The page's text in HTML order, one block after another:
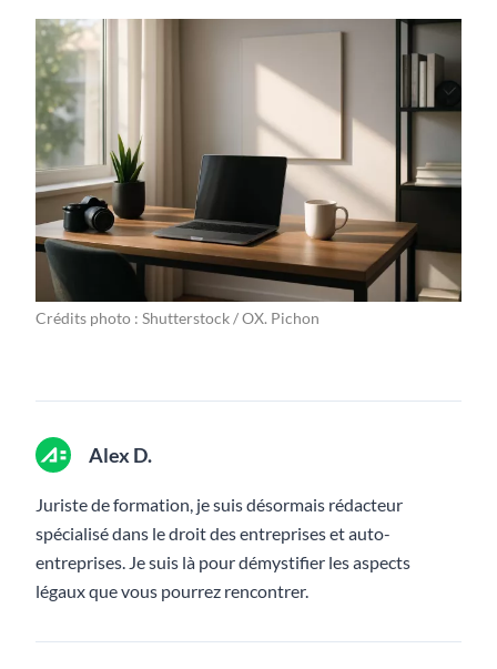
Crédits photo : Shutterstock / OX. Pichon
Alex D.
Juriste de formation, je suis désormais rédacteur
spécialisé dans le droit des entreprises et auto-
entreprises. Je suis là pour démystifier les aspects
légaux que vous pourrez rencontrer.